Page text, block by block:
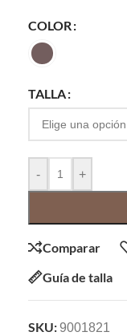
COLOR
TALLA
- +
Comparar
Guía de talla
SKU:9001821